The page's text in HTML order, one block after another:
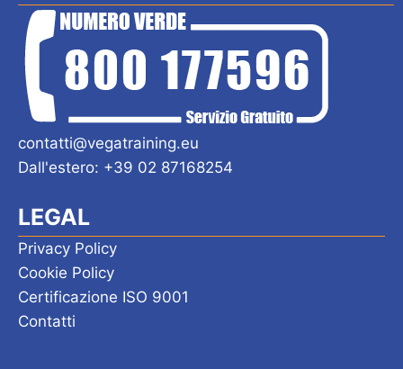
contatti@vegatraining.eu
Dall'estero: +39 02 87168254
LEGAL
Privacy Policy
Cookie Policy
Certificazione ISO 9001
Contatti